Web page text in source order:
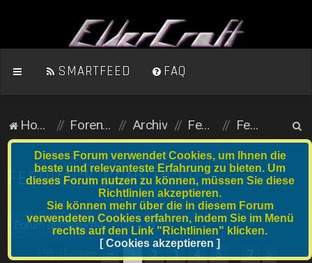
SMARTFEED FAQ
Homepage Foren-Übersicht Archiv Feedback Feedback Sonstiges
u
FEEDBACK SONSTIGES
SucheErweiterte Suche
155 Themen Seite1von7
1 2 3 4 5 … 7
Dieses Forum verwendet Cookies, um Ihnen die
beste und relevanteste Erfahrung zu bieten. Um
dieses Forum nutzen zu können, müssen Sie diese
Richtlinien akzeptieren.
Sie können mehr über die in diesem Forum
verwendeten Cookies erfahren, indem Sie im Menü
rechts auf den Link "Richtlinien" klicken.
[ Cookies akzeptieren ]